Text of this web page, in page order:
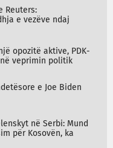
Reuters:
e vezëve ndaj
opozitë aktive, PDK-
veprimin politik
e Joe Biden
në Serbi: Mund
për Kosovën, ka